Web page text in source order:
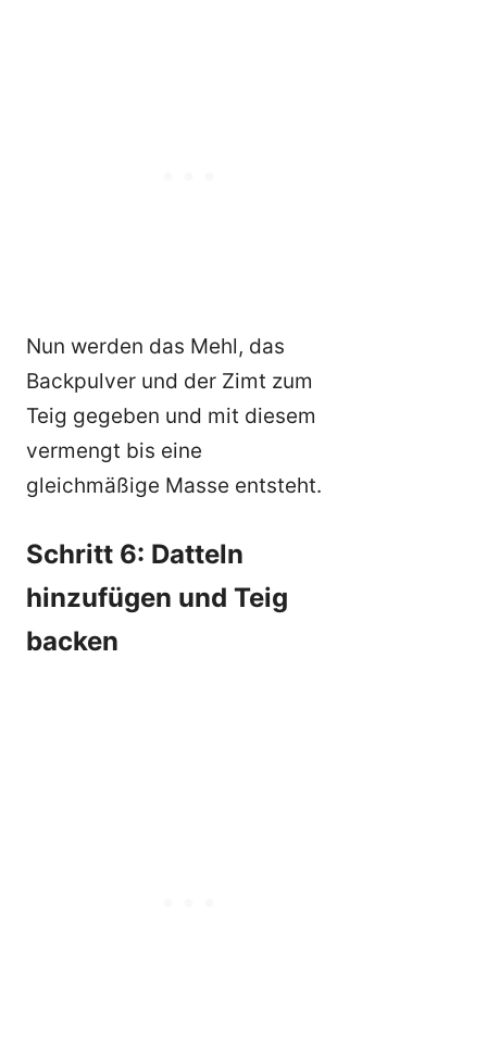
Nun werden das Mehl, das
Backpulver und der Zimt zum
Teig gegeben und mit diesem
vermengt bis eine
gleichmäßige Masse entsteht.
Schritt 6: Datteln
hinzufügen und Teig
backen